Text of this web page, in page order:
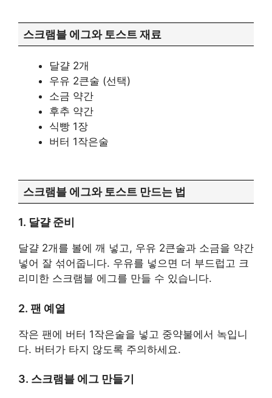
스크램블 에그와 토스트 재료
달걀 2개
우유 2큰술 (선택)
소금 약간
후추 약간
식빵 1장
버터 1작은술
스크램블 에그와 토스트 만드는 법
1. 달걀 준비
달걀 2개를 볼에 깨 넣고, 우유 2큰술과 소금을 약간
넣어 잘 섞어줍니다. 우유를 넣으면 더 부드럽고 크
리미한 스크램블 에그를 만들 수 있습니다.
2. 팬 예열
작은 팬에 버터 1작은술을 넣고 중약불에서 녹입니
다. 버터가 타지 않도록 주의하세요.
3. 스크램블 에그 만들기